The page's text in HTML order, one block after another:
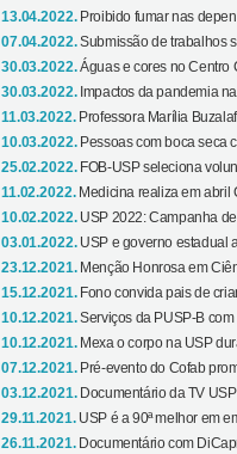
13.04.2022. Proibido fumar nas
07.04.2022.Submissão de trabalhos
30.03.2022.Águas e cores no Centro
30.03.2022. Impactos da pandemia
11.03.2022. Professora Marília
10.03.2022. Pessoas com boca seca
25.02.2022. FOB-USP seleciona
11.02.2022. Medicina realiza em abril
10.02.2022. USP 2022: Campanha
03.01.2022. USP e governo estadual
23.12.2021. Menção Honrosa em
15.12.2021. Fono convida pais de
10.12.2021.Serviços da PUSP-B
10.12.2021. Mexa o corpo na USP
07.12.2021. Pré-evento do Cofab
03.12.2021. Documentário da TV
29.11.2021. USP é a 90ª melhor em
26.11.2021. Documentário com